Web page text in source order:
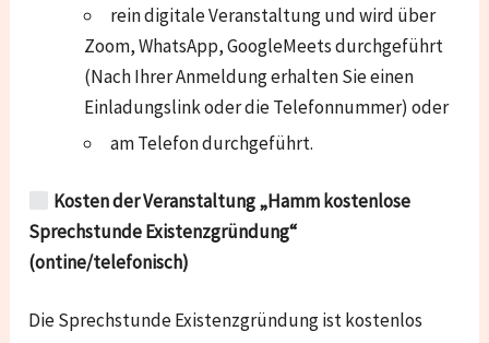
rein digitale Veranstaltung und wird über
Zoom, WhatsApp, GoogleMeets durchgeführt
(Nach Ihrer Anmeldung erhalten Sie einen
Einladungslink oder die Telefonnummer) oder
am Telefon durchgeführt.
Kosten der Veranstaltung „Hamm kostenlose
Sprechstunde Existenzgründung“
(ontine/telefonisch)
Die Sprechstunde Existenzgründung ist kostenlos